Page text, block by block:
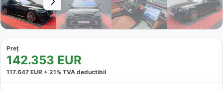
Preț
142.353 EUR
117.647 EUR + 21% TVA deductibil